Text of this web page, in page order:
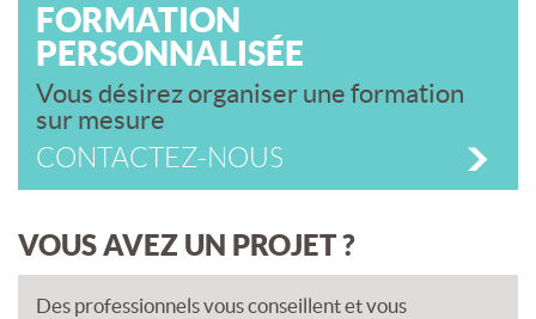
FORMATION
PERSONNALISÉE
Vous désirez organiser une formation
sur mesure
CONTACTEZ-NOUS
VOUS AVEZ UN PROJET ?
Des professionnels vous conseillent et vous